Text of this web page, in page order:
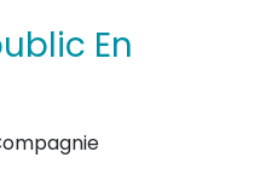
des adhérents)
groupes de travail,
En